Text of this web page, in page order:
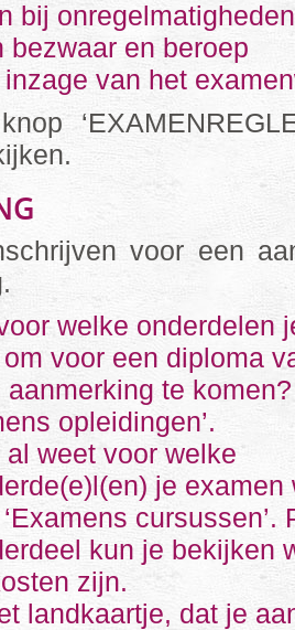
bij onregelmatigheden
bezwaar en beroep
van het
voor een
welke onderdelen
voor een diploma
aanmerking te
opleidingen’.
weet voor welke
je
cursussen’.
kun je bekijken
zijn.
landkaartje, dat je